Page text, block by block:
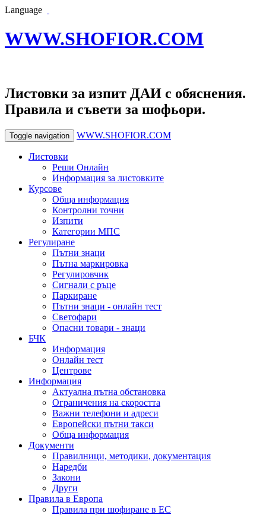
Language
WWW.SHOFIOR.COM
Листовки за изпит ДАИ с обяснения.
Правила и съвети за шофьори.
Toggle navigation WWW.SHOFIOR.COM
Листовки
Реши Онлайн
Информация за листовките
Курсове
Обща информация
Контролни точни
Изпити
Категории МПС
Регулиране
Пътни знаци
Пътна маркировка
Регулировчик
Сигнали с ръце
Паркиране
Пътни знаци - онлайн тест
Светофари
Опасни товари - знаци
БЧК
Информация
Онлайн тест
Центрове
Информация
Актуална пътна обстановка
Ограничения на скоростта
Важни телефони и адреси
Европейски пътни такси
Обща информация
Документи
Правилници, методики, документация
Наредби
Закони
Други
Правила в Европа
Правила при шофиране в ЕС